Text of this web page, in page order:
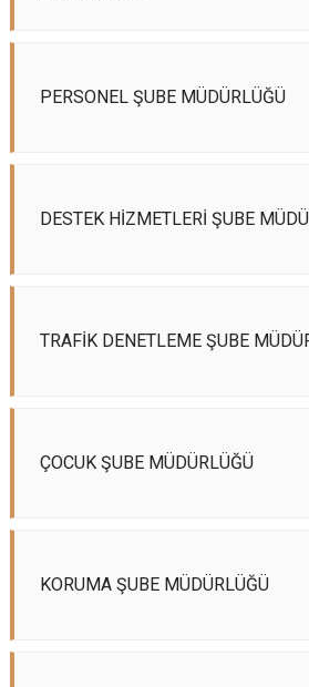
PERSONEL ŞUBE MÜDÜRLÜĞÜ
DESTEK HİZMETLERİ ŞUBE
TRAFİK DENETLEME ŞUBE
ÇOCUK ŞUBE MÜDÜRLÜĞÜ
KORUMA ŞUBE MÜDÜRLÜĞÜ